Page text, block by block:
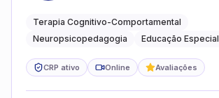
do neurodesenvolvimento.
Terapia Cognitivo-Comportamental
Neuropsicopedagogia
Educação Especial
CRP ativo Online Avaliações